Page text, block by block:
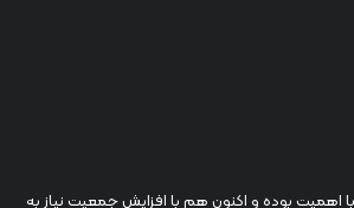
با اهمیت بوده و اکنون هم با افزایش جمعیت نیاز به